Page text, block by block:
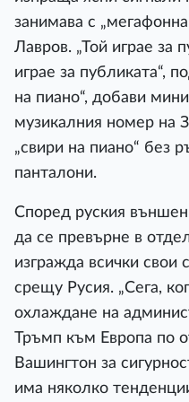
занимава с
Лавров. „Той играе за
играе за публиката“,
на пиано“, добави
музикалния номер на
„свири на пиано“ без
панталони.
Според руския
да се превърне в
изгражда всички свои
срещу Русия. „Сега,
охлаждане на
Тръмп към Европа по
Вашингтон за
има няколко